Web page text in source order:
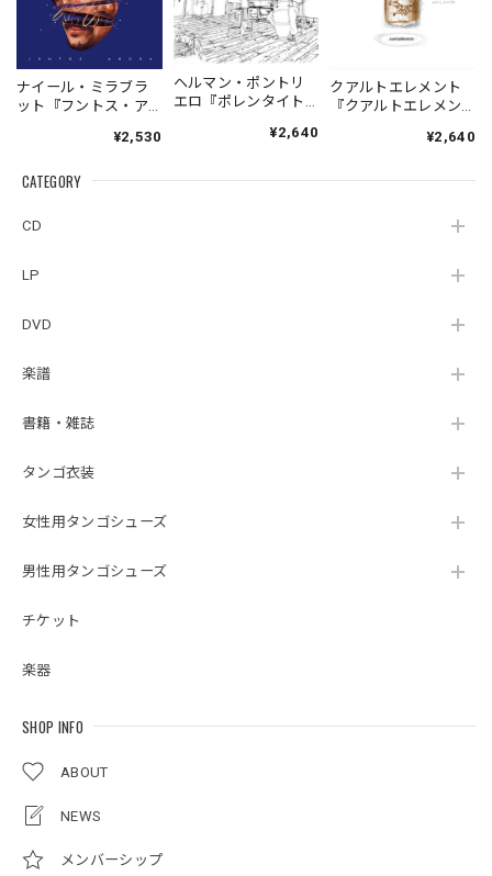
CATEGORY
CD
LP
DVD
楽譜
書籍・雑誌
タンゴ衣装
女性用タンゴシューズ
男性用タンゴシューズ
チケット
楽器
SHOP INFO
ABOUT
NEWS
メンバーシップ
ナイール・ミラブラ
ット『フントス・ア
MIRABRAT『JUNTOS
（MUSAS_7018）
¥2,530
ヘルマン・ポントリ
エロ『ポレンタイト
Pontoriero『POLENT
¥2,640
クアルトエレメント
『クアルトエレメン
Cuartoelemento『Cu
（007RECORDS-27）
¥2,640